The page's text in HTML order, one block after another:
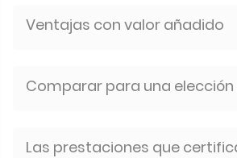
Ventajas con valor añadido
Comparar para una
Las prestaciones que